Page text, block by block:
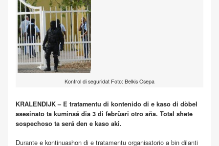
Kontrol di seguridat Foto: Belkis Osepa
KRALENDIJK – E tratamentu di kontenido di e kaso di dòbel
asesinato ta kuminsá dia 3 di febrüari otro aña. Total shete
sospechoso ta será den e kaso aki.
Durante e kontinuashon di e tratamentu organisatorio a bin dilanti